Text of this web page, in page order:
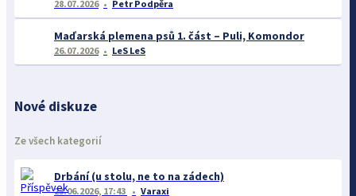
28.07.2026 Petr Podpěra
Maďarská plemena psů 1. část – Puli, Komondor
26.07.2026 LeS LeS
Nové diskuze
Ze všech kategorií
Drbání (u stolu, ne to na zádech)
23.06.2026, 17:43 Varaxi